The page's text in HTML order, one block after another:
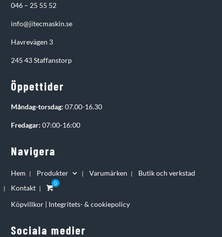
046 – 25 55 52
info@jitecmaskin.se
Havrevägen 3
245 43 Staffanstorp
Öppettider
Måndag-torsdag: 07.00-16.30
Fredagar: 07:00-16:00
Navigera
Hem Produkter Varumärken
Butik och verkstad
Kontakt
Köpvillkor | Integritets- & cookiepolicy
Sociala medier